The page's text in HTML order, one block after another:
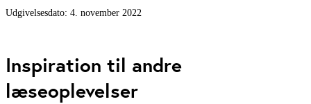
Udgivelsesdato: 4. november 2022
Inspiration til andre
læseoplevelser